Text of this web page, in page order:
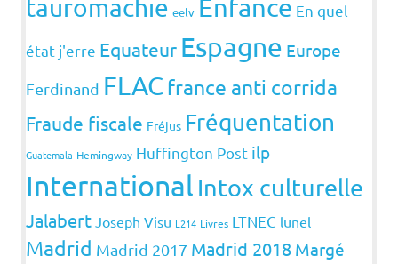
tauromachie eelv Enfance En quel
état j'erre Equateur Espagne Europe
Ferdinand FLAC france anti corrida
Fraude fiscale Fréjus Fréquentation
Guatemala Hemingway Huffington Post ilp
International Intox culturelle
Jalabert Joseph Visu L214 Livres LTNEC lunel
Madrid Madrid 2017 Madrid 2018 Margé